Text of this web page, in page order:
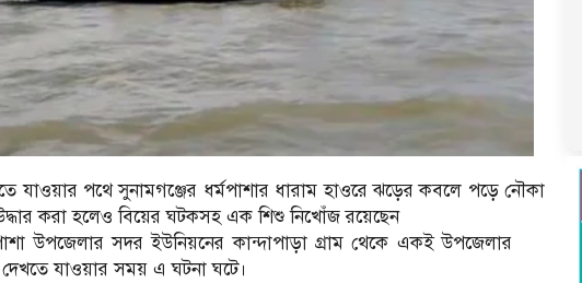
যাওয়ার পথে সুনামগঞ্জের ধর্মপাশার ধারাম হাওরে ঝড়ের কবলে পড়ে নৌকা
করা হলেও বিয়ের ঘটকসহ এক শিশু নিখোঁজ রয়েছেন
উপজেলার সদর ইউনিয়নের কান্দাপাড়া গ্রাম থেকে একই উপজেলার
যাওয়ার সময় এ ঘটনা ঘটে।